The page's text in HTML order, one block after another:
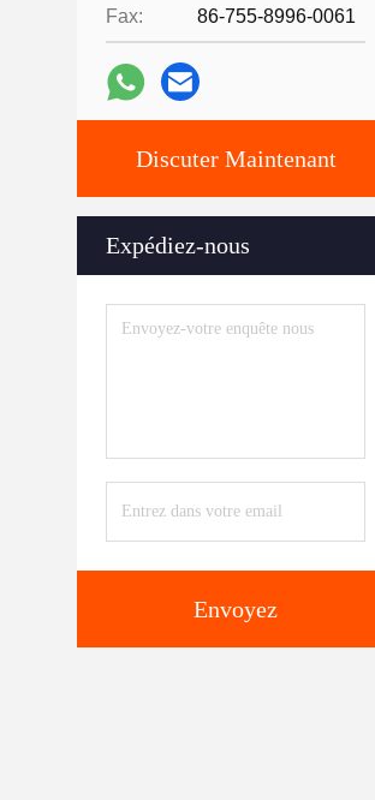
Fax: 86-755-8996-0061
Discuter Maintenant
Expédiez-nous
Envoyez